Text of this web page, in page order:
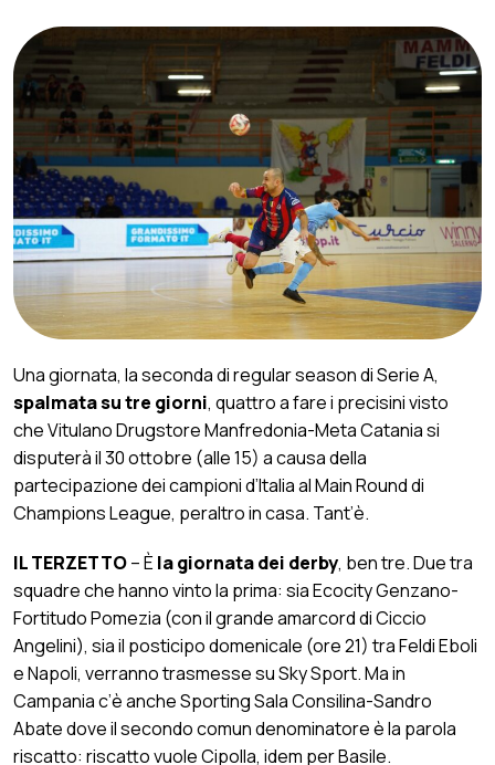
Una giornata, la seconda di regular season di Serie A,
spalmata su tre giorni, quattro a fare i precisini visto
che Vitulano Drugstore Manfredonia-Meta Catania si
disputerà il 30 ottobre (alle 15) a causa della
partecipazione dei campioni d’Italia al Main Round di
Champions League, peraltro in casa. Tant’è.
IL TERZETTO– È la giornata dei derby, ben tre. Due tra
squadre che hanno vinto la prima: sia Ecocity Genzano-
Fortitudo Pomezia (con il grande amarcord di Ciccio
Angelini), sia il posticipo domenicale (ore 21) tra Feldi Eboli
e Napoli, verranno trasmesse su Sky Sport. Ma in
Campania c’è anche Sporting Sala Consilina-Sandro
Abate dove il secondo comun denominatore è la parola
riscatto: riscatto vuole Cipolla, idem per Basile.